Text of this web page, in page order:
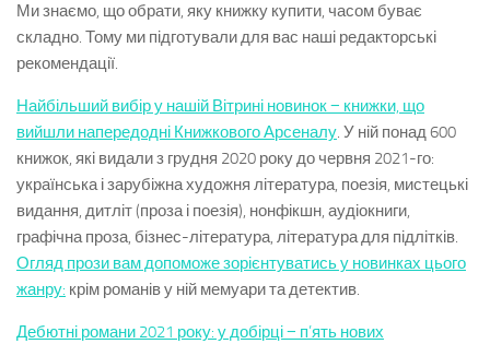
Ми знаємо, що обрати, яку книжку купити, часом буває
складно. Тому ми підготували для вас наші редакторські
рекомендації.
Найбільший вибір у нашій Вітрині новинок − книжки, що
вийшли напередодні Книжкового Арсеналу. У ній понад 600
книжок, які видали з грудня 2020 року до червня 2021-го:
українська і зарубіжна художня література, поезія, мистецькі
видання, дитліт (проза і поезія), нонфікшн, аудіокниги,
графічна проза, бізнес-література, література для підлітків.
Огляд прози вам допоможе зорієнтуватись у новинках цього
жанру: крім романів у ній мемуари та детектив.
Дебютні романи 2021 року: у добірці − п’ять нових